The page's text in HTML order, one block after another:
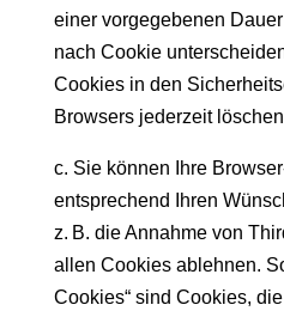
einer vorgegebenen
nach Cookie
Cookies in den
Browsers jederzeit
c. Sie können Ihre
entsprechend Ihren
z. B. die Annahme von
allen Cookies ablehnen.
Cookies“ sind Cookies,